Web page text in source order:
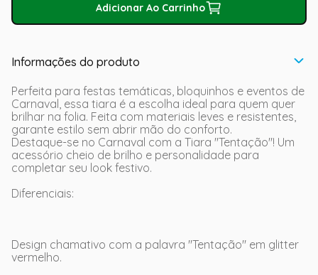
Adicionar Ao Carrinho
Informações do produto
Perfeita para festas temáticas, bloquinhos e eventos de
Carnaval, essa tiara é a escolha ideal para quem quer
brilhar na folia. Feita com materiais leves e resistentes,
garante estilo sem abrir mão do conforto.
Destaque-se no Carnaval com a Tiara "Tentação"! Um
acessório cheio de brilho e personalidade para
completar seu look festivo.
Diferenciais:
Design chamativo com a palavra "Tentação" em glitter
vermelho.